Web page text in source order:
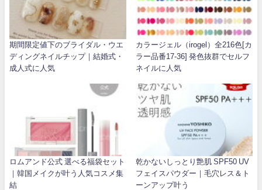
期間限定値下のブライダル・ウエ
ディングネイルチップ｜結婚式・
成人式に人気
カラージェル（irogel）全216色[カ
ラー品番17-36] 発色抜群でセルフ
ネイルに人気
ロムアンド公式 選べる福袋セット
｜韓国メイクが叶う人気コスメ集
結
乾かないしっとり艶肌 SPF50 UV
フェイスパウダー｜毛穴レス＆ト
ーンアップ叶う